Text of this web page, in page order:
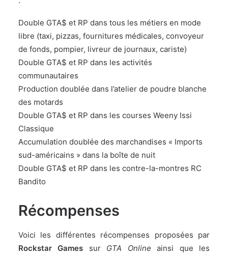
Double GTA$ et RP dans tous les métiers en mode
libre (taxi, pizzas, fournitures médicales, convoyeur
de fonds, pompier, livreur de journaux, cariste)
Double GTA$ et RP dans les activités
communautaires
Production doublée dans l’atelier de poudre blanche
des motards
Double GTA$ et RP dans les courses Weeny Issi
Classique
Accumulation doublée des marchandises « Imports
sud-américains » dans la boîte de nuit
Double GTA$ et RP dans les contre-la-montres RC
Bandito
Récompenses
Voici les différentes récompenses proposées par
Rockstar Games sur GTA Online ainsi que les